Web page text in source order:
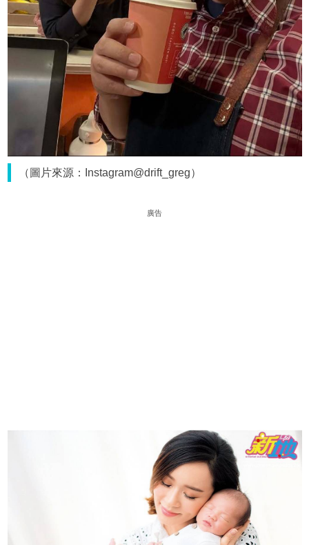
（圖片來源：Instagram@drift_greg）
廣告